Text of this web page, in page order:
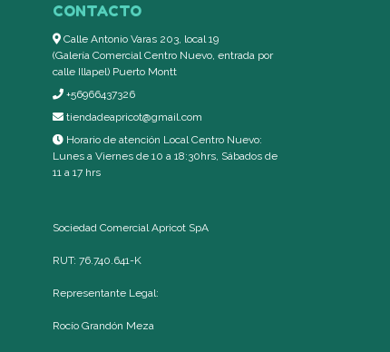
CONTACTO
Calle Antonio Varas 203, local 19
(Galería Comercial Centro Nuevo, entrada por
calle Illapel) Puerto Montt
+56966437326
tiendadeapricot@gmail.com
Horario de atención Local Centro Nuevo:
Lunes a Viernes de 10 a 18:30hrs, Sábados de
11 a 17 hrs
Sociedad Comercial Apricot SpA
RUT: 76.740.641-K
Representante Legal:
Rocío Grandón Meza